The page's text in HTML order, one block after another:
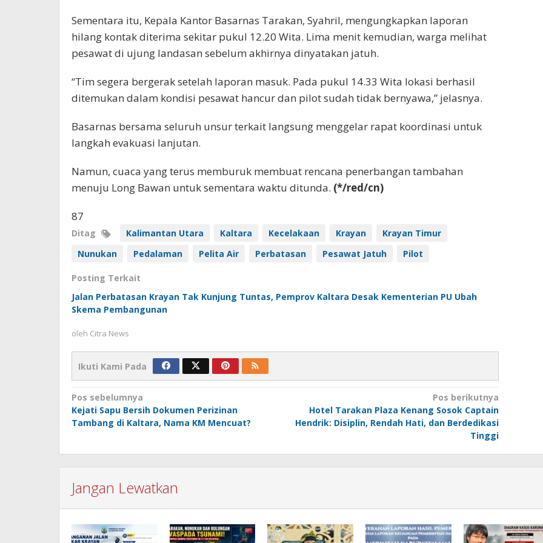
Sementara itu, Kepala Kantor Basarnas Tarakan, Syahril, mengungkapkan laporan
hilang kontak diterima sekitar pukul 12.20 Wita. Lima menit kemudian, warga melihat
pesawat di ujung landasan sebelum akhirnya dinyatakan jatuh.
“Tim segera bergerak setelah laporan masuk. Pada pukul 14.33 Wita lokasi berhasil
ditemukan dalam kondisi pesawat hancur dan pilot sudah tidak bernyawa,” jelasnya.
Basarnas bersama seluruh unsur terkait langsung menggelar rapat koordinasi untuk
langkah evakuasi lanjutan.
Namun, cuaca yang terus memburuk membuat rencana penerbangan tambahan
menuju Long Bawan untuk sementara waktu ditunda. (*/red/cn)
87
Ditag Kalimantan Utara Kaltara Kecelakaan Krayan
Krayan Timur
Nunukan
Pedalaman Pelita Air Perbatasan Pesawat Jatuh Pilot
Posting Terkait
Jalan Perbatasan Krayan Tak Kunjung Tuntas, Pemprov Kaltara Desak Kementerian PU Ubah
Skema Pembangunan
oleh Citra News
Ikuti Kami Pada
Navigasi
pos
Pos sebelumnya
Kejati Sapu Bersih Dokumen Perizinan
Tambang di Kaltara, Nama KM Mencuat?
Pos berikutnya
Hotel Tarakan Plaza Kenang Sosok Captain
Hendrik: Disiplin, Rendah Hati, dan Berdedikasi
Tinggi
Jangan Lewatkan